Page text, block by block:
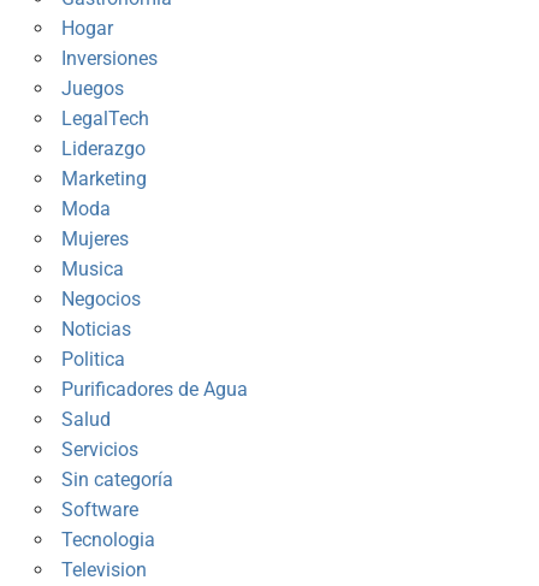
Hogar
Inversiones
Juegos
LegalTech
Liderazgo
Marketing
Moda
Mujeres
Musica
Negocios
Noticias
Politica
Purificadores de Agua
Salud
Servicios
Sin categoría
Software
Tecnologia
Television